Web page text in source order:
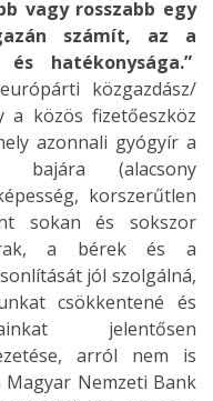
vagy rosszabb egy
számít, az a
hatékonysága.”
közgazdász/
a közös fizetőeszköz
azonnali gyógyír a
bajára (alacsony
korszerűtlen
sokan és sokszor
a bérek és a
jól szolgálná,
csökkentené és
jelentősen
arról nem is
Nemzeti Bank